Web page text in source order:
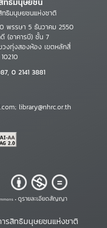
ทธิมนุษยชนแห่งชาติ
พรรษา 5 ธันวาคม 2550
(อาคารบี) ชั้น 7
งทุ่งสองห้อง เขตหลักสี่
0 2141 3881
library@nhrc.or.th
• ดูรายละเอียดสัญญา
รสิทธิมนุษยชนแห่งชาติ